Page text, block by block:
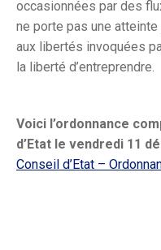
occasionnées par des
ne porte pas une
aux libertés invoquées
la liberté d’entreprendre.
Voici l’ordonnance
d’Etat le vendredi 11
Conseil d’Etat –